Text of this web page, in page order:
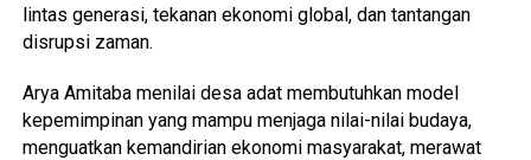
lintas generasi, tekanan ekonomi global, dan tantangan
disrupsi zaman.
Arya Amitaba menilai desa adat membutuhkan model
kepemimpinan yang mampu menjaga nilai-nilai budaya,
menguatkan kemandirian ekonomi masyarakat, merawat